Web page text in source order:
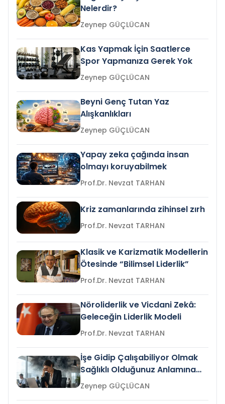
Nelerdir?
Zeynep GÜÇLÜCAN
Kas Yapmak İçin Saatlerce
Spor Yapmanıza Gerek Yok
Zeynep GÜÇLÜCAN
Beyni Genç Tutan Yaz
Alışkanlıkları
Zeynep GÜÇLÜCAN
Yapay zeka çağında insan
olmayı koruyabilmek
Prof.Dr. Nevzat TARHAN
Kriz zamanlarında zihinsel zırh
Prof.Dr. Nevzat TARHAN
Klasik ve Karizmatik Modellerin
Ötesinde “Bilimsel Liderlik”
Prof.Dr. Nevzat TARHAN
Nöroliderlik ve Vicdani Zekâ:
Geleceğin Liderlik Modeli
Prof.Dr. Nevzat TARHAN
İşe Gidip Çalışabiliyor Olmak
Sağlıklı Olduğunuz Anlamına
Gelir mi?Zeynep GÜÇLÜCAN